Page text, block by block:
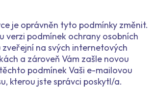
je oprávněn tyto podmínky změnit.
verzi podmínek ochrany osobních
zveřejní na svých internetových
a zároveň Vám zašle novou
podmínek Vaši e-mailovou
kterou jste správci poskytl/a.